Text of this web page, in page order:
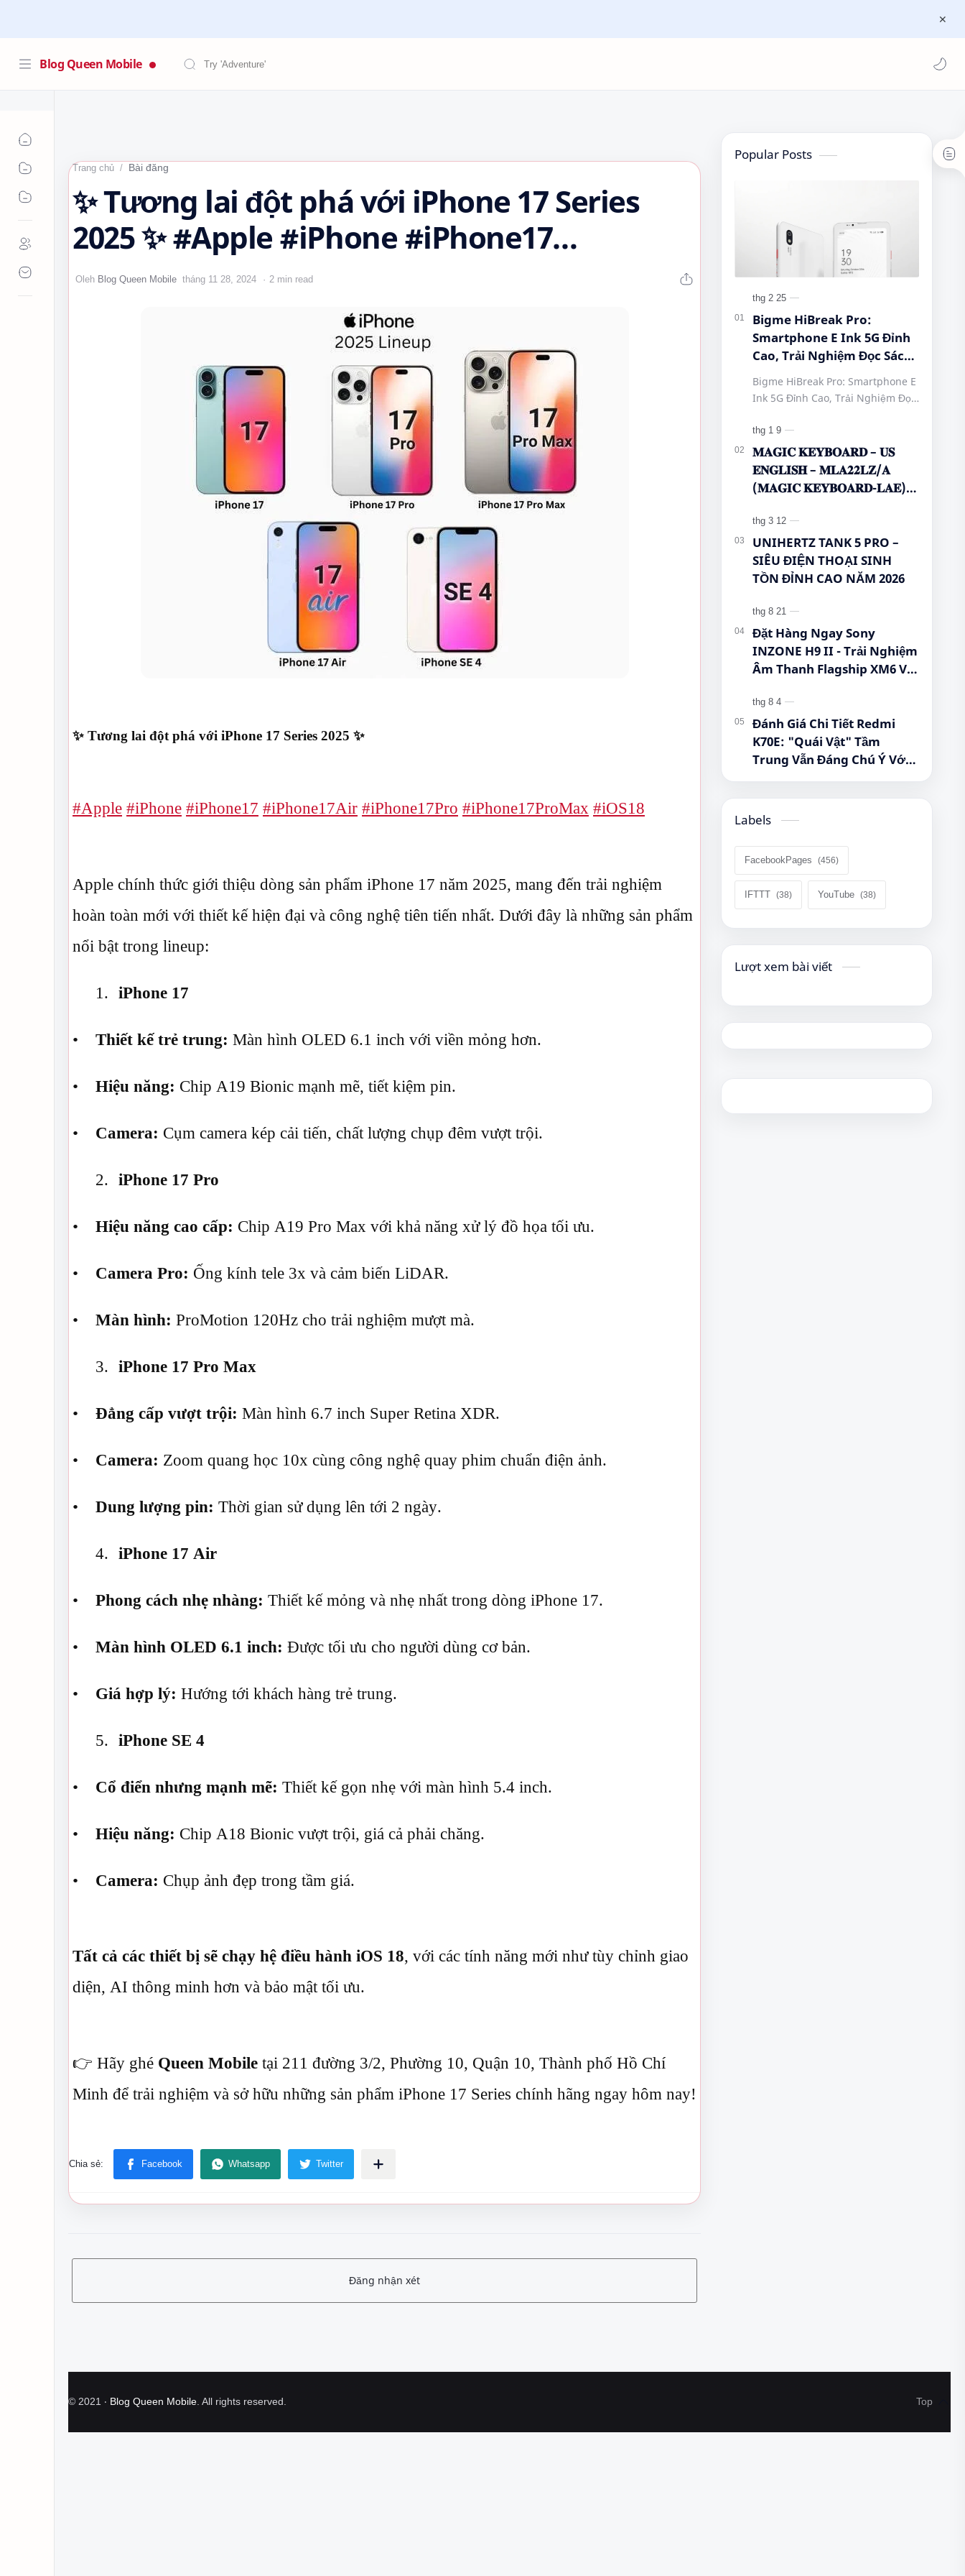
Blog Queen Mobile
Trang chủ Bài đăng
✨ Tương lai đột phá với iPhone 17 Series
2025 ✨ #Apple #iPhone #iPhone17
#iPhone17Air #iPhone17Pro
#iPhone17ProMax #iOS18
2 min read
✨ Tương lai đột phá với iPhone 17 Series 2025 ✨
#Apple #iPhone #iPhone17 #iPhone17Air #iPhone17Pro #iPhone17ProMax #iOS18
Apple chính thức giới thiệu dòng sản phẩm iPhone 17 năm 2025, mang đến trải nghiệm
hoàn toàn mới với thiết kế hiện đại và công nghệ tiên tiến nhất. Dưới đây là những sản phẩm
nổi bật trong lineup:
1. iPhone 17
• Thiết kế trẻ trung: Màn hình OLED 6.1 inch với viền mỏng hơn.
• Hiệu năng: Chip A19 Bionic mạnh mẽ, tiết kiệm pin.
• Camera: Cụm camera kép cải tiến, chất lượng chụp đêm vượt trội.
2. iPhone 17 Pro
• Hiệu năng cao cấp: Chip A19 Pro Max với khả năng xử lý đồ họa tối ưu.
• Camera Pro: Ống kính tele 3x và cảm biến LiDAR.
• Màn hình: ProMotion 120Hz cho trải nghiệm mượt mà.
3. iPhone 17 Pro Max
• Đẳng cấp vượt trội: Màn hình 6.7 inch Super Retina XDR.
• Camera: Zoom quang học 10x cùng công nghệ quay phim chuẩn điện ảnh.
• Dung lượng pin: Thời gian sử dụng lên tới 2 ngày.
4. iPhone 17 Air
• Phong cách nhẹ nhàng: Thiết kế mỏng và nhẹ nhất trong dòng iPhone 17.
• Màn hình OLED 6.1 inch: Được tối ưu cho người dùng cơ bản.
• Giá hợp lý: Hướng tới khách hàng trẻ trung.
5. iPhone SE 4
• Cổ điển nhưng mạnh mẽ: Thiết kế gọn nhẹ với màn hình 5.4 inch.
• Hiệu năng: Chip A18 Bionic vượt trội, giá cả phải chăng.
• Camera: Chụp ảnh đẹp trong tầm giá.
Tất cả các thiết bị sẽ chạy hệ điều hành iOS 18, với các tính năng mới như tùy chỉnh giao
diện, AI thông minh hơn và bảo mật tối ưu.
👉 Hãy ghé Queen Mobile tại 211 đường 3/2, Phường 10, Quận 10, Thành phố Hồ Chí
Minh để trải nghiệm và sở hữu những sản phẩm iPhone 17 Series chính hãng ngay hôm nay!
Đăng nhận xét
Popular Posts
Bigme HiBreak Pro:
Smartphone E Ink 5G Đỉnh
Cao, Trải Nghiệm Đọc Sách
Mobile! #BigmeHiBreakPro
#SmartphoneEInk
#QueenMobile
#HiBreakPro5G
#DienThoaiDocSach
#CongNgheMoi
#MuaSamThongMinh
#EInkPhone
#5GSmartphone
Bigme HiBreak Pro: Smartphone E
Ink 5G Đỉnh Cao, Trải Nghiệm Đọc
#BigmeHiBreakPro
#SmartphoneEInk #QueenMobile
#Hi…
𝐌𝐀𝐆𝐈𝐂 𝐊𝐄𝐘𝐁𝐎𝐀𝐑𝐃 – 𝐔𝐒
𝐄𝐍𝐆𝐋𝐈𝐒𝐇 – 𝐌𝐋𝐀𝟐𝟐𝐋𝐙/𝐀
(𝐌𝐀𝐆𝐈𝐂 𝐊𝐄𝐘𝐁𝐎𝐀𝐑𝐃-𝐋𝐀𝐄)
UNIHERTZ TANK 5 PRO –
SIÊU ĐIỆN THOẠI SINH
TỒN ĐỈNH CAO NĂM 2026
Đặt Hàng Ngay Sony
INZONE H9 II - Trải Nghiệm
Âm Thanh Flagship XM6 Với
Đánh Giá Chi Tiết Redmi
K70E: "Quái Vật" Tầm
Trung Vẫn Đáng Chú Ý Với
Hình 1.5K Và Pin 5.500 mAh
Labels
FacebookPages
IFTTT YouTube
Lượt xem bài viết
© 2021 ‧ Blog Queen Mobile . All rights reserved.